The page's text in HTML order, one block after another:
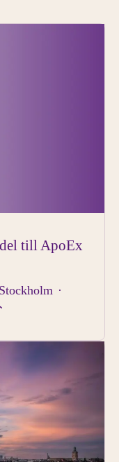
till ApoEx
Stockholm ·